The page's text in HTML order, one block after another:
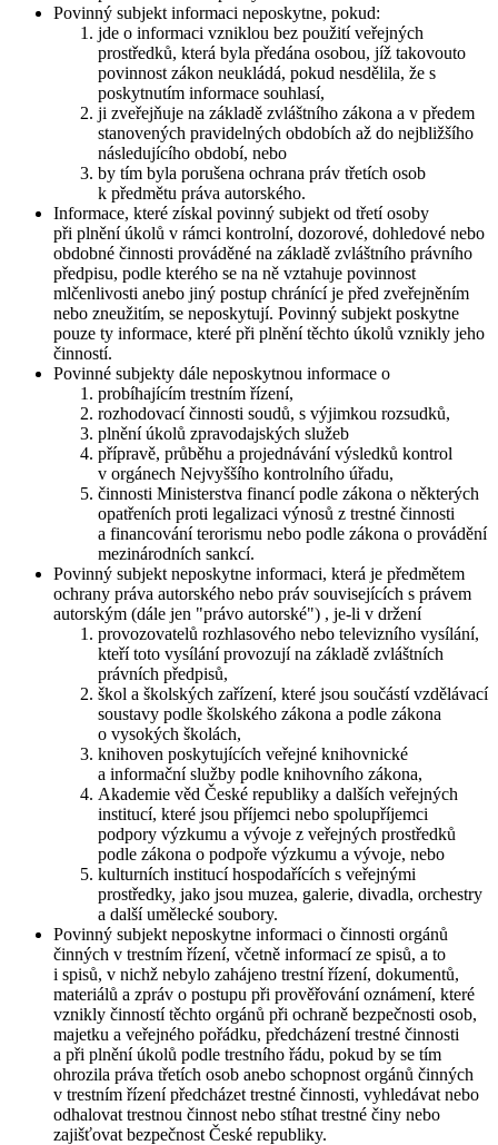
Povinný subjekt informaci neposkytne, pokud:
jde o informaci vzniklou bez použití veřejných
prostředků, která byla předána osobou, jíž takovouto
povinnost zákon neukládá, pokud nesdělila, že s
poskytnutím informace souhlasí,
ji zveřejňuje na základě zvláštního zákona a v předem
stanovených pravidelných obdobích až do nejbližšího
následujícího období, nebo
by tím byla porušena ochrana práv třetích osob
k předmětu práva autorského.
Informace, které získal povinný subjekt od třetí osoby
při plnění úkolů v rámci kontrolní, dozorové, dohledové nebo
obdobné činnosti prováděné na základě zvláštního právního
předpisu, podle kterého se na ně vztahuje povinnost
mlčenlivosti anebo jiný postup chránící je před zveřejněním
nebo zneužitím, se neposkytují. Povinný subjekt poskytne
pouze ty informace, které při plnění těchto úkolů vznikly jeho
činností.
Povinné subjekty dále neposkytnou informace o
probíhajícím trestním řízení,
rozhodovací činnosti soudů, s výjimkou rozsudků,
plnění úkolů zpravodajských služeb
přípravě, průběhu a projednávání výsledků kontrol
v orgánech Nejvyššího kontrolního úřadu,
činnosti Ministerstva financí podle zákona o některých
opatřeních proti legalizaci výnosů z trestné činnosti
a financování terorismu nebo podle zákona o provádění
mezinárodních sankcí.
Povinný subjekt neposkytne informaci, která je předmětem
ochrany práva autorského nebo práv souvisejících s právem
autorským (dále jen "právo autorské") , je-li v držení
provozovatelů rozhlasového nebo televizního vysílání,
kteří toto vysílání provozují na základě zvláštních
právních předpisů,
škol a školských zařízení, které jsou součástí vzdělávací
soustavy podle školského zákona a podle zákona
o vysokých školách,
knihoven poskytujících veřejné knihovnické
a informační služby podle knihovního zákona,
Akademie věd České republiky a dalších veřejných
institucí, které jsou příjemci nebo spolupříjemci
podpory výzkumu a vývoje z veřejných prostředků
podle zákona o podpoře výzkumu a vývoje, nebo
kulturních institucí hospodařících s veřejnými
prostředky, jako jsou muzea, galerie, divadla, orchestry
a další umělecké soubory.
Povinný subjekt neposkytne informaci o činnosti orgánů
činných v trestním řízení, včetně informací ze spisů, a to
i spisů, v nichž nebylo zahájeno trestní řízení, dokumentů,
materiálů a zpráv o postupu při prověřování oznámení, které
vznikly činností těchto orgánů při ochraně bezpečnosti osob,
majetku a veřejného pořádku, předcházení trestné činnosti
a při plnění úkolů podle trestního řádu, pokud by se tím
ohrozila práva třetích osob anebo schopnost orgánů činných
v trestním řízení předcházet trestné činnosti, vyhledávat nebo
odhalovat trestnou činnost nebo stíhat trestné činy nebo
zajišťovat bezpečnost České republiky.